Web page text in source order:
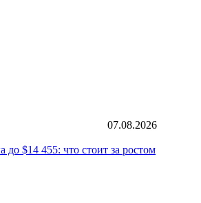
07.08.2026
до $14 455: что стоит за ростом